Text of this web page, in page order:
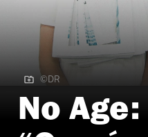
©DR | No Age
©DR
No Age: